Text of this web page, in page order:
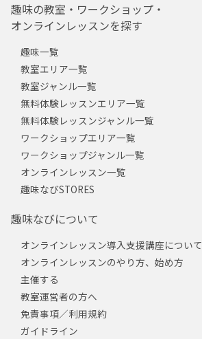
趣味の教室・ワークショップ・
オンラインレッスンを探す
趣味一覧
教室エリア一覧
教室ジャンル一覧
無料体験レッスンエリア一覧
無料体験レッスンジャンル一覧
ワークショップエリア一覧
ワークショップジャンル一覧
オンラインレッスン一覧
趣味なびSTORES
趣味なびについて
オンラインレッスン導入支援講座について
オンラインレッスンのやり方、始め方
主催する
教室運営者の方へ
免責事項／利用規約
ガイドライン